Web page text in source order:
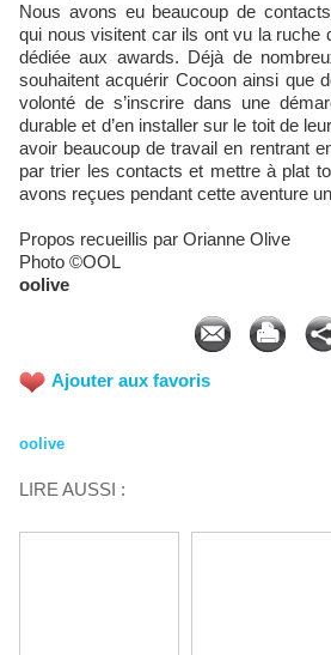
Nous avons eu beaucoup de
qui nous visitent car ils ont vu la ruche
dédiée aux awards. Déjà de
souhaitent acquérir Cocoon ainsi que
volonté de s’inscrire dans une
durable et d’en installer sur le toit de
avoir beaucoup de travail en rentrant
par trier les contacts et mettre à plat
avons reçues pendant cette aventure
Propos recueillis par Orianne Olive
Photo ©OOL
oolive
Ajouter aux favoris
oolive
LIRE AUSSI :